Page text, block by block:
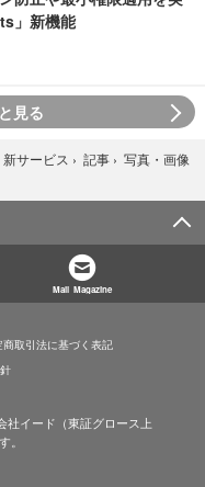
」新機能
見る
新サービス › 記事 › 写真・画像
Mail Magazine
商取引法に基づく表記
社イード（東証グロース上